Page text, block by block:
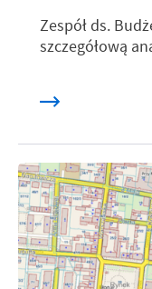
Zespół ds.
szczegółową